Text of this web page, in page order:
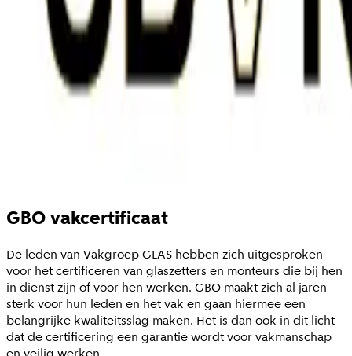
GBO vakcertificaat
De leden van Vakgroep GLAS hebben zich uitgesproken
voor het certificeren van glaszetters en monteurs die bij hen
in dienst zijn of voor hen werken. GBO maakt zich al jaren
sterk voor hun leden en het vak en gaan hiermee een
belangrijke kwaliteitsslag maken. Het is dan ook in dit licht
dat de certificering een garantie wordt voor vakmanschap